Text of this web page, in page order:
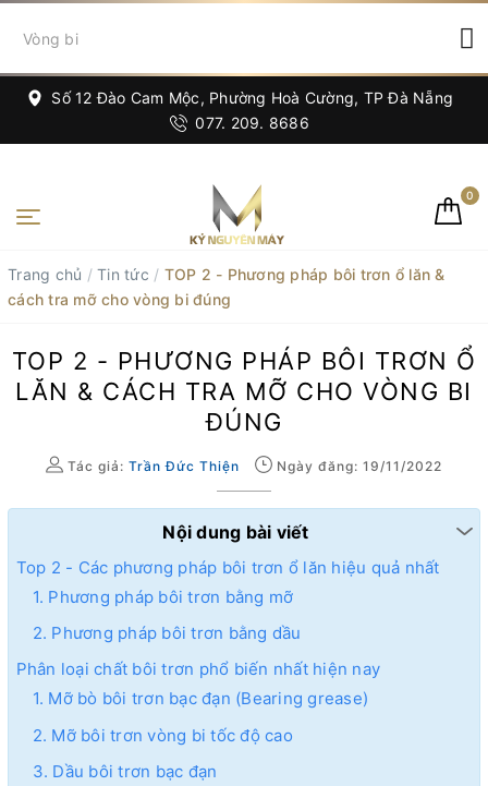
Số 12 Đào Cam Mộc, Phường Hoà Cường, TP Đà Nẵng
077. 209. 8686
0
Trang chủ / Tin tức / TOP 2 - Phương pháp bôi trơn ổ lăn &
cách tra mỡ cho vòng bi đúng
TOP 2 - PHƯƠNG PHÁP BÔI TRƠN Ổ
LĂN & CÁCH TRA MỠ CHO VÒNG BI
ĐÚNG
Tác giả: Trần Đức Thiện Ngày đăng: 19/11/2022
Nội dung bài viết
Top 2 - Các phương pháp bôi trơn ổ lăn hiệu quả nhất
1. Phương pháp bôi trơn bằng mỡ
2. Phương pháp bôi trơn bằng dầu
Phân loại chất bôi trơn phổ biến nhất hiện nay
1. Mỡ bò bôi trơn bạc đạn (Bearing grease)
2. Mỡ bôi trơn vòng bi tốc độ cao
3. Dầu bôi trơn bạc đạn